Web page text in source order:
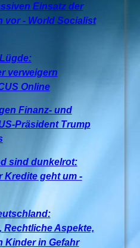
Einsatz der
vor - World Socialist
verweigern
Online
Finanz- und
Präsident Trump
sind dunkelrot:
Kredite geht um -
Aspekte,
Kinder in Gefahr